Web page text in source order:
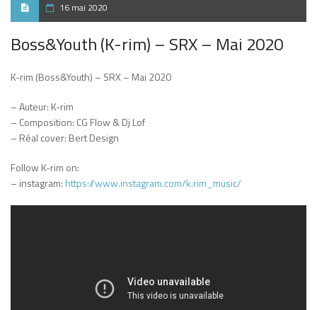
16 mai 2020
Boss&Youth (K-rim) – SRX – Mai 2020
K-rim (Boss&Youth) – SRX – Mai 2020
– Auteur: K-rim
– Composition: CG Flow & Dj Lof
– Réal cover: Bert Design
Follow K-rim on:
– instagram: https://www.instagram.com/k.rim_music/